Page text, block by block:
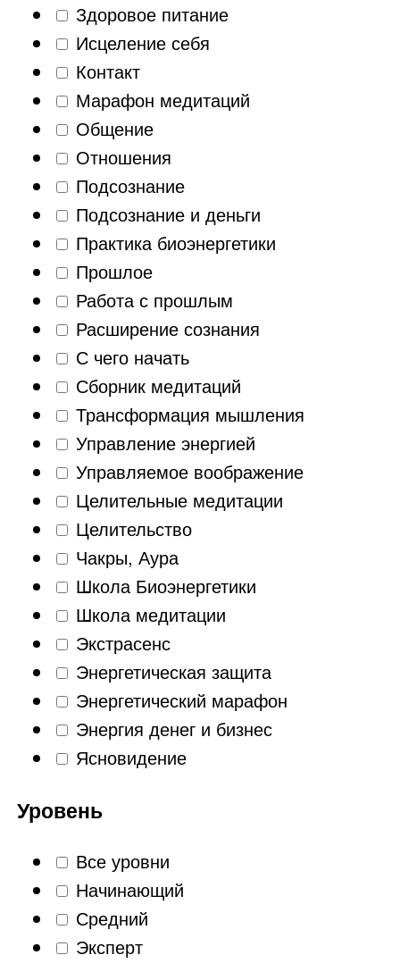
Здоровое питание
Исцеление себя
Контакт
Марафон медитаций
Общение
Отношения
Подсознание
Подсознание и деньги
Практика биоэнергетики
Прошлое
Работа с прошлым
Расширение сознания
С чего начать
Сборник медитаций
Трансформация мышления
Управление энергией
Управляемое воображение
Целительные медитации
Целительство
Чакры, Аура
Школа Биоэнергетики
Школа медитации
Экстрасенс
Энергетическая защита
Энергетический марафон
Энергия денег и бизнес
Ясновидение
Уровень
Все уровни
Начинающий
Средний
Эксперт